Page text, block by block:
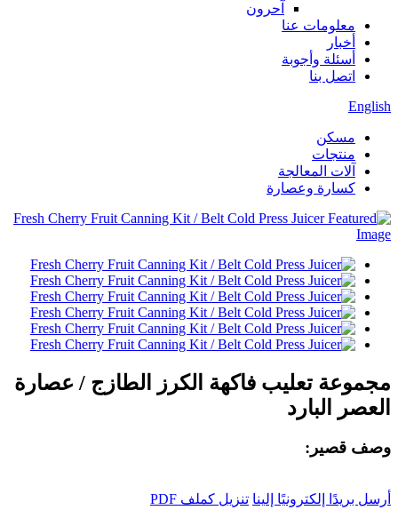
آحرون
معلومات عنا
أخبار
أسئلة وأجوبة
اتصل بنا
English
مسكن
منتجات
آلات المعالجة
كسارة وعصارة
مجموعة تعليب فاكهة الكرز الطازج / عصارة
العصر البارد
وصف قصير:
أرسل بريدًا إلكترونيًا إلينا تنزيل كملف PDF